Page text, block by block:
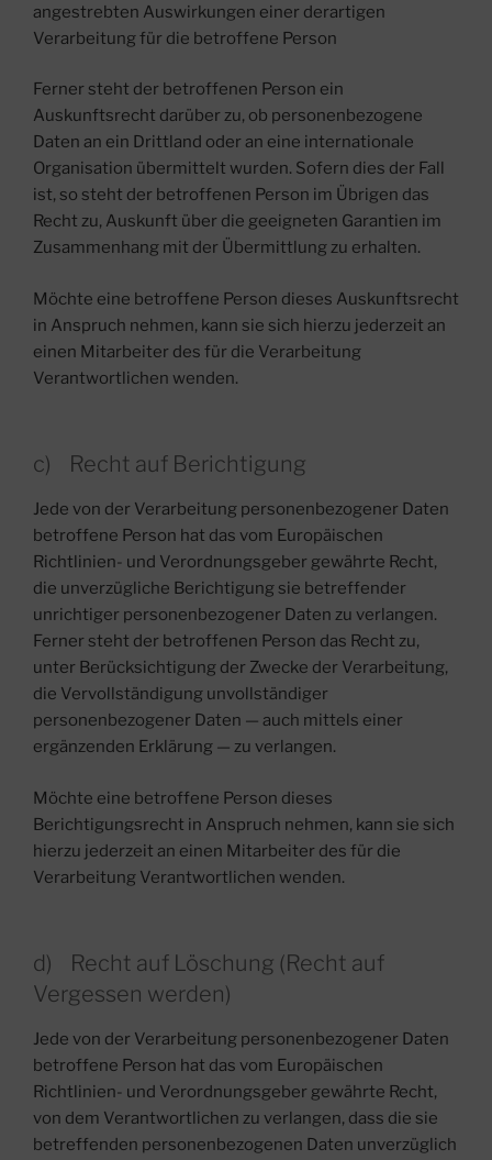
angestrebten Auswirkungen einer derartigen
Verarbeitung für die betroffene Person
Ferner steht der betroffenen Person ein
Auskunftsrecht darüber zu, ob personenbezogene
Daten an ein Drittland oder an eine internationale
Organisation übermittelt wurden. Sofern dies der Fall
ist, so steht der betroffenen Person im Übrigen das
Recht zu, Auskunft über die geeigneten Garantien im
Zusammenhang mit der Übermittlung zu erhalten.
Möchte eine betroffene Person dieses Auskunftsrecht
in Anspruch nehmen, kann sie sich hierzu jederzeit an
einen Mitarbeiter des für die Verarbeitung
Verantwortlichen wenden.
c) Recht auf Berichtigung
Jede von der Verarbeitung personenbezogener Daten
betroffene Person hat das vom Europäischen
Richtlinien- und Verordnungsgeber gewährte Recht,
die unverzügliche Berichtigung sie betreffender
unrichtiger personenbezogener Daten zu verlangen.
Ferner steht der betroffenen Person das Recht zu,
unter Berücksichtigung der Zwecke der Verarbeitung,
die Vervollständigung unvollständiger
personenbezogener Daten — auch mittels einer
ergänzenden Erklärung — zu verlangen.
Möchte eine betroffene Person dieses
Berichtigungsrecht in Anspruch nehmen, kann sie sich
hierzu jederzeit an einen Mitarbeiter des für die
Verarbeitung Verantwortlichen wenden.
d) Recht auf Löschung (Recht auf
Vergessen werden)
Jede von der Verarbeitung personenbezogener Daten
betroffene Person hat das vom Europäischen
Richtlinien- und Verordnungsgeber gewährte Recht,
von dem Verantwortlichen zu verlangen, dass die sie
betreffenden personenbezogenen Daten unverzüglich